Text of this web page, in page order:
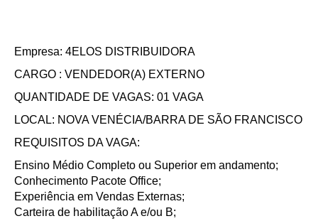
Empresa: 4ELOS DISTRIBUIDORA
CARGO : VENDEDOR(A) EXTERNO
QUANTIDADE DE VAGAS: 01 VAGA
LOCAL: NOVA VENÉCIA/BARRA DE SÃO FRANCISCO
REQUISITOS DA VAGA:
Ensino Médio Completo ou Superior em andamento;
Conhecimento Pacote Office;
Experiência em Vendas Externas;
Carteira de habilitação A e/ou B;